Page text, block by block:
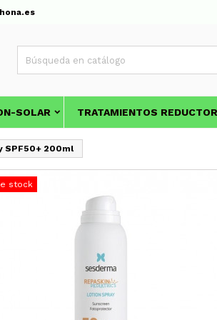
SOLAR TRATAMIENTOS
SPF50+ 200ml
stock